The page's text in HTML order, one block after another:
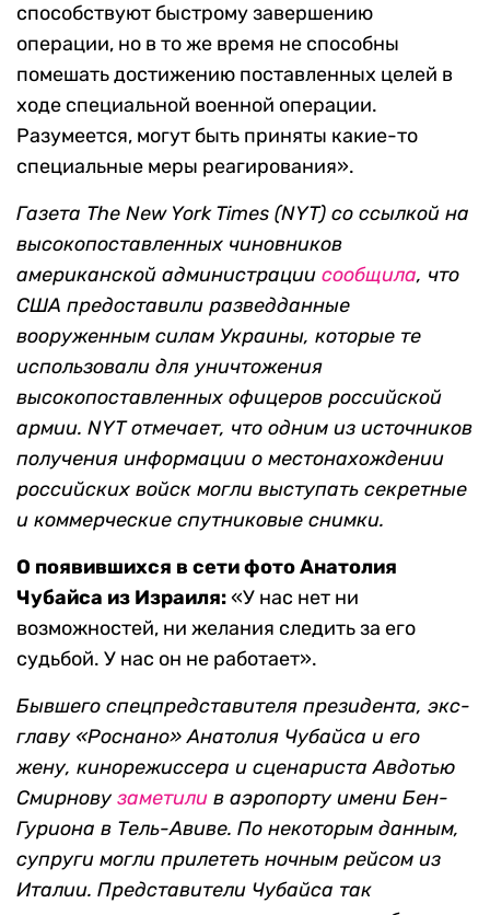
способствуют быстрому завершению
операции, но в то же время не способны
помешать достижению поставленных целей в
ходе специальной военной операции.
Разумеется, могут быть приняты какие-то
специальные меры реагирования».
Газета The New York Times (NYT) со ссылкой на
высокопоставленных чиновников
американской администрации сообщила, что
США предоставили разведданные
вооруженным силам Украины, которые те
использовали для уничтожения
высокопоставленных офицеров российской
армии. NYT отмечает, что одним из источников
получения информации о местонахождении
российских войск могли выступать секретные
и коммерческие спутниковые снимки.
О появившихся в сети фото Анатолия
Чубайса из Израиля:«У нас нет ни
возможностей, ни желания следить за его
судьбой. У нас он не работает».
Бывшего спецпредставителя президента, экс-
главу «Роснано» Анатолия Чубайcа и его
жену, кинорежиссера и сценариста Авдотью
Смирнову заметили в аэропорту имени Бен-
Гуриона в Тель-Авиве. По некоторым данным,
супруги могли прилететь ночным рейсом из
Италии. Представители Чубайса так